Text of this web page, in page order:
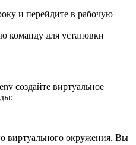
и перейдите в рабочую
команду для установки
создайте виртуальное
виртуального окружения. Вы